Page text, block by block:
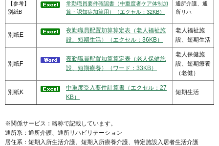
【参考】
別紙B
常勤職員要件確認書（中重度者ケア体制加
算・認知症加算用）（エクセル：32KB）
通所介護、通
所リハ
別紙E
夜勤職員配置加算算定表（老人福祉施
設、短期生活）（エクセル：36KB）
老人福祉施
設、短期生活
別紙F
夜勤職員配置加算算定表（老人保健施
設、短期療養）（ワード：33KB）
老人保健施
設、短期療養
（老健）
別紙K
中重度受入要件計算書（エクセル：27
KB）
短期生活
※関係サービス：略称で記載しています。
通所系：通所介護、通所リハビリテーション
居住系：短期入所生活介護、短期入所療養介護、特定施設入居者生活介護